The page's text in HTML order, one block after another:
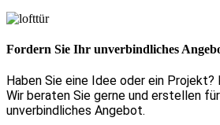
Fordern Sie Ihr unverbindliches
Haben Sie eine Idee oder ein
Wir beraten Sie gerne und erstellen
unverbindliches Angebot.